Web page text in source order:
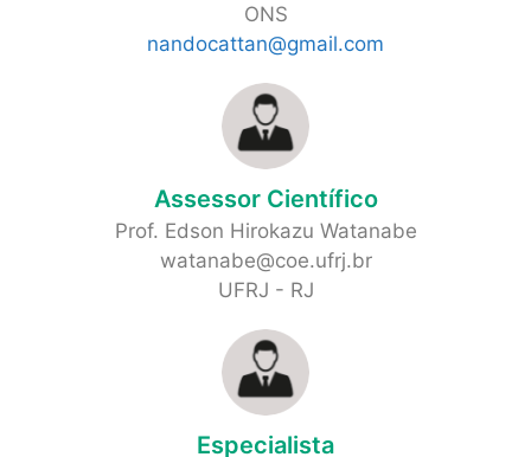
ONS
nandocattan@gmail.com
Assessor Científico
Prof. Edson Hirokazu Watanabe
watanabe@coe.ufrj.br
UFRJ - RJ
Especialista